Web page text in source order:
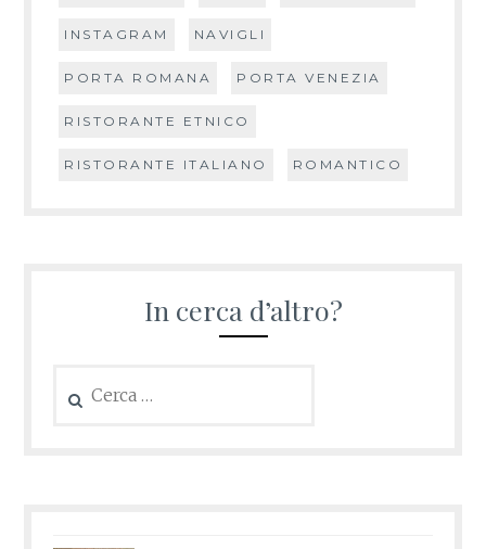
INSTAGRAM NAVIGLI
PORTA ROMANA PORTA VENEZIA
RISTORANTE ETNICO
RISTORANTE ITALIANO ROMANTICO
In cerca d’altro?
per: